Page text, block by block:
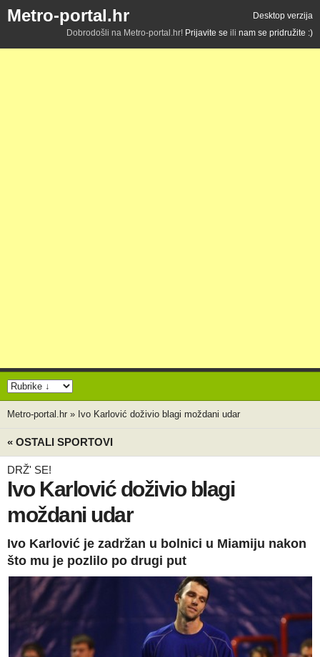
Metro-portal.hr
Desktop verzija
Dobrodošli na Metro-portal.hr! Prijavite se ili nam se pridružite :)
Metro-portal.hr » Ivo Karlović doživio blagi moždani udar
« OSTALI SPORTOVI
DRŽ' SE!
Ivo Karlović doživio blagi
moždani udar
Ivo Karlović je zadržan u bolnici u Miamiju nakon
što mu je pozlilo po drugi put